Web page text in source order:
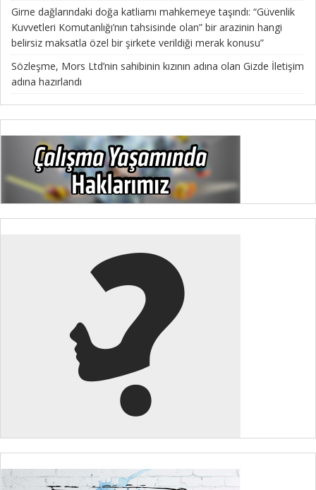
Girne dağlarındaki doğa katliamı mahkemeye taşındı: “Güvenlik
Kuvvetleri Komutanlığı’nın tahsisinde olan” bir arazinin hangi
belirsiz maksatla özel bir şirkete verildiği merak konusu”
Sözleşme, Mors Ltd’nin sahibinin kızının adına olan Gizde İletişim
adına hazırlandı